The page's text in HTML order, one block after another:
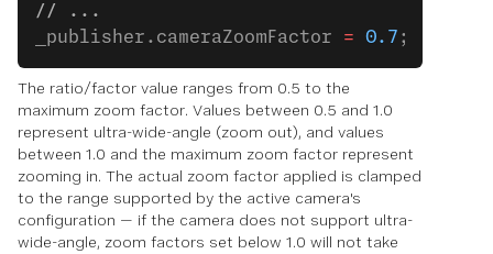
// ...
_publisher.cameraZoomFactor = 0.7 ;
The ratio/factor value ranges from 0.5 to the
maximum zoom factor. Values between 0.5 and 1.0
represent ultra-wide-angle (zoom out), and values
between 1.0 and the maximum zoom factor represent
zooming in. The actual zoom factor applied is clamped
to the range supported by the active camera's
configuration — if the camera does not support ultra-
wide-angle, zoom factors set below 1.0 will not take